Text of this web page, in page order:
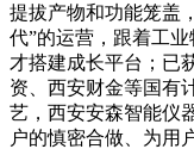
提拔产物和功能笼盖
代”的运营，跟着工
才搭建成长平台；已
资、西安财金等国有
艺，西安安森智能仪
户的慎密合做、为用